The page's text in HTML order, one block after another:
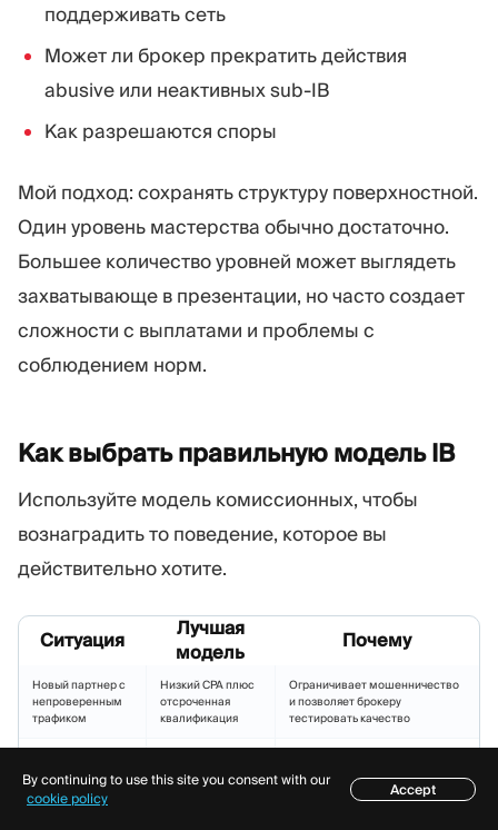
поддерживать сеть
Может ли брокер прекратить действия
abusive или неактивных sub-IB
Как разрешаются споры
Мой подход: сохранять структуру поверхностной.
Один уровень мастерства обычно достаточно.
Большее количество уровней может выглядеть
захватывающе в презентации, но часто создает
сложности с выплатами и проблемы с
соблюдением норм.
Как выбрать правильную модельIB
Используйте модель комиссионных, чтобы
вознаградить то поведение, которое вы
действительно хотите.
Ситуация
Лучшая
модель
Почему
Новый партнер с
непроверенным
трафиком
Низкий CPA плюс
отсроченная
квалификация
Ограничивает мошенничество
и позволяет брокеру
тестировать качество
сообщество с
лояльными
трейдерами
гибрид
долгосрочную ценность
Содержание
By continuing to use this site you consent with our
cookie policy
Accept